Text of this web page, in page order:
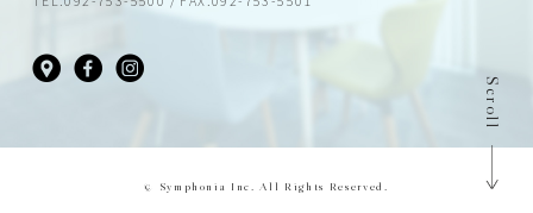
©️ Symphonia Inc. All Rights Reserved.
Scroll